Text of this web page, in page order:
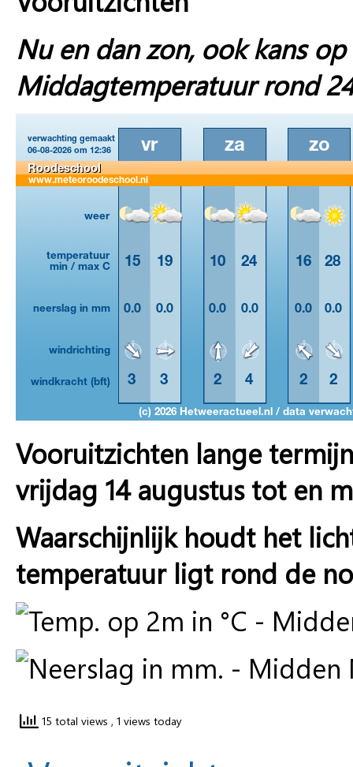
Nu en dan zon, ook kans
Middagtemperatuur rond
Vooruitzichten lange termijn
vrijdag 14 augustus tot en
Waarschijnlijk houdt het
temperatuur ligt rond de
15 total views , 1 views today